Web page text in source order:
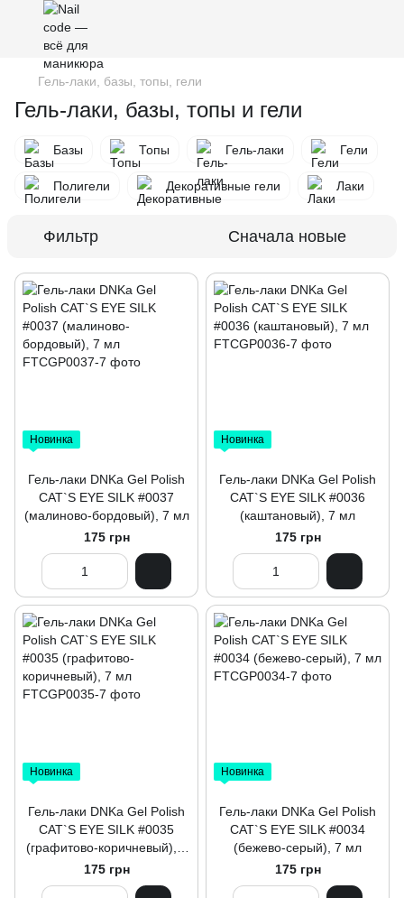
Гель-лаки, базы, топы, гели
Гель-лаки, базы, топы и гели
Базы Топы Гель-лаки Гели
Полигели Декоративные гели Лаки
Фильтр Сначала новые
Новинка
Гель-лаки DNKa Gel Polish
CAT`S EYE SILK #0037
(малиново-бордовый), 7 мл
175 грн
Новинка
Гель-лаки DNKa Gel Polish
CAT`S EYE SILK #0036
(каштановый), 7 мл
175 грн
Новинка
Гель-лаки DNKa Gel Polish
CAT`S EYE SILK #0035
(графитово-коричневый), 7
мл
175 грн
Новинка
Гель-лаки DNKa Gel Polish
CAT`S EYE SILK #0034
(бежево-серый), 7 мл
175 грн